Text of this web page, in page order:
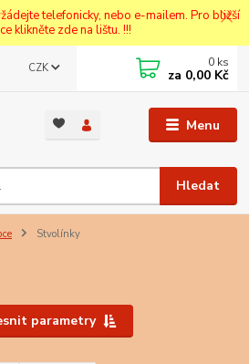
telefonicky, nebo e-mailem. Pro bližší
klikněte zde na lištu. !!!
Menu
CZK
Hledat
0 ks
za 0,00 Kč
Stvolínky
parametry